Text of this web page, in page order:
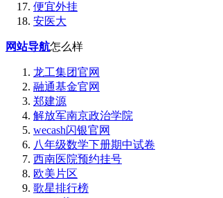
便宜外挂
安医大
网站导航怎么样
龙工集团官网
融通基金官网
郑建源
解放军南京政治学院
wecash闪银官网
八年级数学下册期中试卷
西南医院预约挂号
欧美片区
歌星排行榜